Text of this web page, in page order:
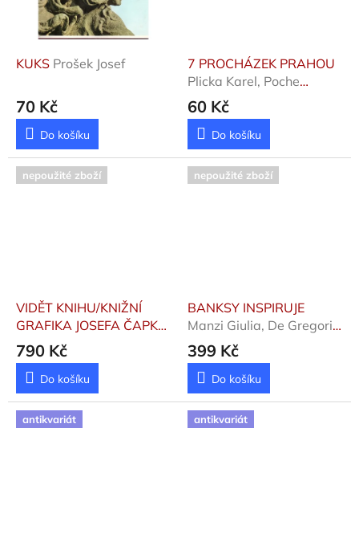
KUKS Prošek Josef
70 Kč
Do košíku
7 PROCHÁZEK PRAHOU
Plicka Karel, Poche
Emanuel
60 Kč
Do košíku
nepoužité zboží
VIDĚT KNIHU/KNIŽNÍ
GRAFIKA JOSEFA ČAPKA
Pomajzlová Alena
790 Kč
Do košíku
nepoužité zboží
BANKSY INSPIRUJE
Manzi Giulia, De Gregori
Sabina
399 Kč
Do košíku
antikvariát antikvariát